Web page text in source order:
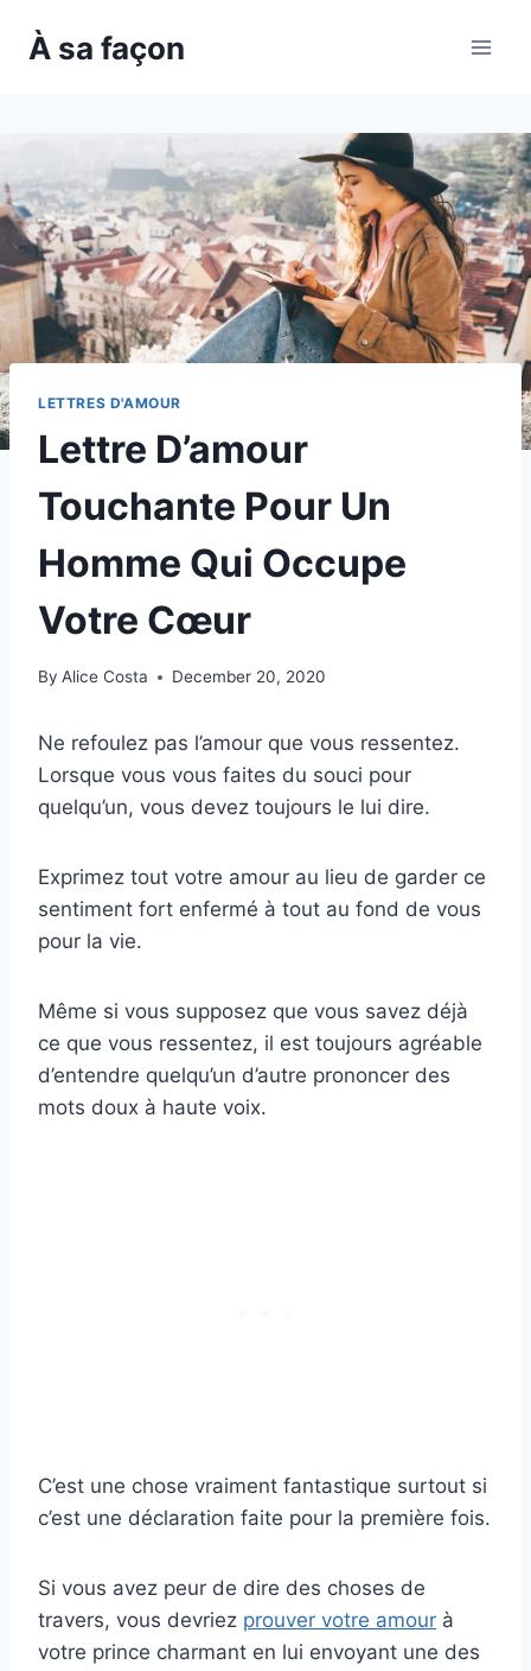
À sa façon
LETTRES D'AMOUR
Lettre D’amour
Touchante Pour Un
Homme Qui Occupe
Votre Cœur
By Alice Costa December 20, 2020
Ne refoulez pas l’amour que vous ressentez.
Lorsque vous vous faites du souci pour
quelqu’un, vous devez toujours le lui dire.
Exprimez tout votre amour au lieu de garder ce
sentiment fort enfermé à tout au fond de vous
pour la vie.
Même si vous supposez que vous savez déjà
ce que vous ressentez, il est toujours agréable
d’entendre quelqu’un d’autre prononcer des
mots doux à haute voix.
C’est une chose vraiment fantastique surtout si
c’est une déclaration faite pour la première fois.
Si vous avez peur de dire des choses de
travers, vous devriez prouver votre amour à
votre prince charmant en lui envoyant une des